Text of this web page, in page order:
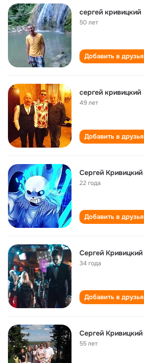
сергей кривицкий
50 лет
Добавить в друзья
сергей кривицкий
49 лет
Добавить в друзья
Сергей Кривицкий
22 года
Добавить в друзья
Сергей Кривицкий
34 года
Добавить в друзья
Сергей Кривицкий
55 лет